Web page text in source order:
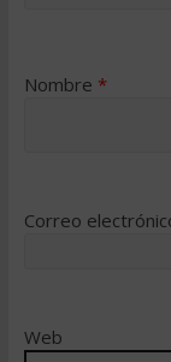
Nombre *
Correo
Web